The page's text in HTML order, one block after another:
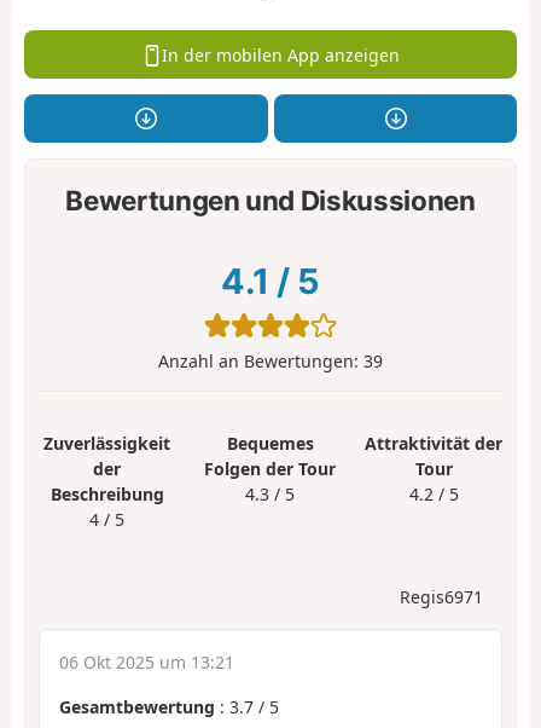
In der mobilen App anzeigen
Bewertungen und Diskussionen
4.1 / 5
Anzahl an Bewertungen: 39
Zuverlässigkeit
der
Beschreibung
4 / 5
Bequemes
Folgen der Tour
4.3 / 5
Attraktivität der
Tour
4.2 / 5
Regis6971
06 Okt 2025 um 13:21
Gesamtbewertung : 3.7 / 5